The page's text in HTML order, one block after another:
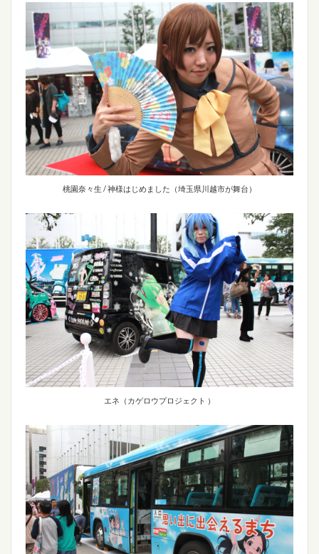
桃園奈々生 / 神様はじめました（埼玉県川越市が舞台）
エネ（カゲロウプロジェクト ）